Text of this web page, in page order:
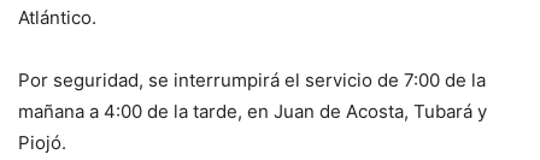
Atlántico.
Por seguridad, se interrumpirá el servicio de 7:00 de la
mañana a 4:00 de la tarde, en Juan de Acosta, Tubará y
Piojó.